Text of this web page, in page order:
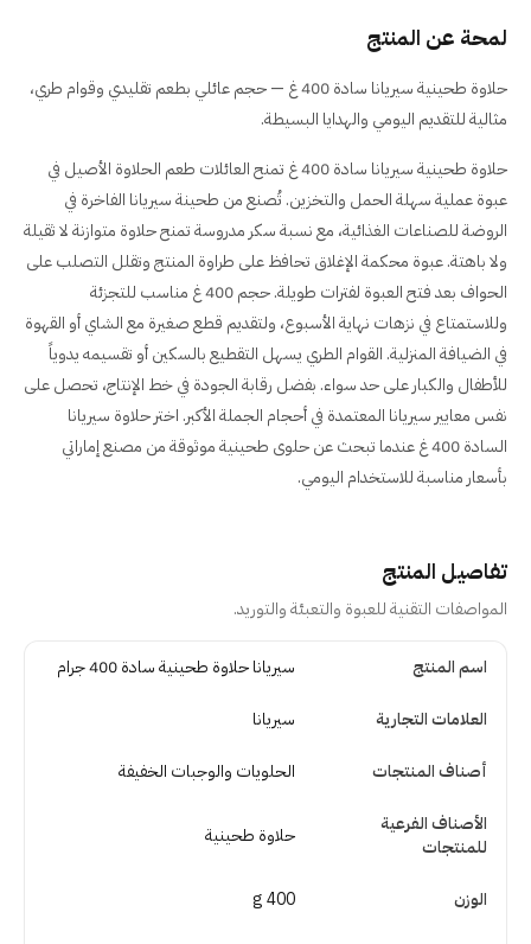
لمحة عن المنتج
حلاوة طحينية سيريانا سادة 400 غ — حجم عائلي بطعم تقليدي وقوام طري،
مثالية للتقديم اليومي والهدايا البسيطة.
حلاوة طحينية سيريانا سادة 400 غ تمنح العائلات طعم الحلاوة الأصيل في
عبوة عملية سهلة الحمل والتخزين. تُصنع من طحينة سيريانا الفاخرة في
الروضة للصناعات الغذائية، مع نسبة سكر مدروسة تمنح حلاوة متوازنة لا ثقيلة
ولا باهتة. عبوة محكمة الإغلاق تحافظ على طراوة المنتج وتقلل التصلب على
الحواف بعد فتح العبوة لفترات طويلة. حجم 400 غ مناسب للتجزئة
وللاستمتاع في نزهات نهاية الأسبوع، ولتقديم قطع صغيرة مع الشاي أو القهوة
في الضيافة المنزلية. القوام الطري يسهل التقطيع بالسكين أو تقسيمه يدوياً
للأطفال والكبار على حد سواء. بفضل رقابة الجودة في خط الإنتاج، تحصل على
نفس معايير سيريانا المعتمدة في أحجام الجملة الأكبر. اختر حلاوة سيريانا
السادة 400 غ عندما تبحث عن حلوى طحينية موثوقة من مصنع إماراتي
بأسعار مناسبة للاستخدام اليومي.
تفاصيل المنتج
المواصفات التقنية للعبوة والتعبئة والتوريد.
اسم المنتج سيريانا حلاوة طحينية سادة 400 جرام
العلامات التجارية سيريانا
أصناف المنتجات الحلويات والوجبات الخفيفة
الأصناف الفرعية
للمنتجات
حلاوة طحينية
الوزن 400 g